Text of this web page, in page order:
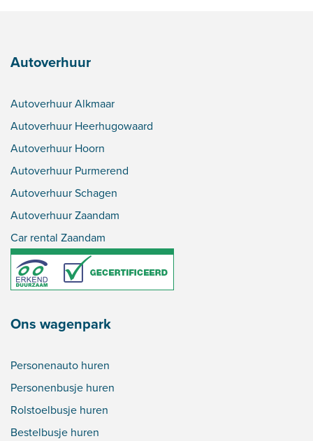
Autoverhuur
Autoverhuur Alkmaar
Autoverhuur Heerhugowaard
Autoverhuur Hoorn
Autoverhuur Purmerend
Autoverhuur Schagen
Autoverhuur Zaandam
Car rental Zaandam
Ons wagenpark
Personenauto huren
Personenbusje huren
Rolstoelbusje huren
Bestelbusje huren